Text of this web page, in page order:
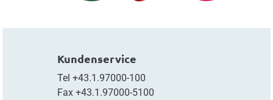
Kundenservice
Tel +43.1.97000-100
Fax +43.1.97000-5100